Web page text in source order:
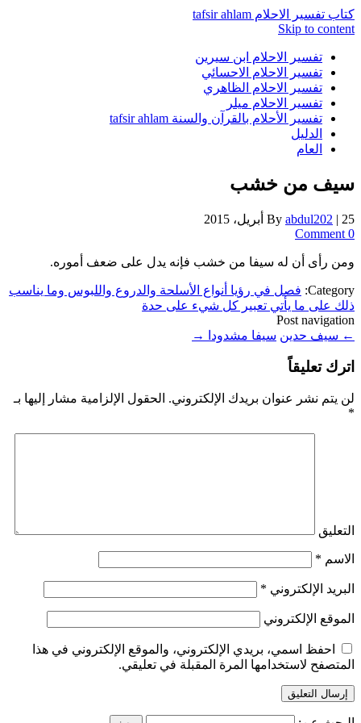
كتاب تفسير الاحلام tafsir ahlam
Skip to content
تفسير الاحلام ابن سيرين
تفسير الاحلام الاحسائي
تفسير الاحلام الظاهري
تفسير الاحلام ميلر
تفسير الأحلام بالقرآن والسنة tafsir ahlam
الدليل
العام
سيف من خشب
By abdul202 | 25 أبريل، 2015
0 Comment
ومن رأى أن له سيفا من خشب فإنه يدل على ضعف أموره.
Category: فصل في رؤيا أنواع الأسلحة والدروع واللبوس وما يناسب
ذلك على ما يأتي تعبير كل شيء على حدة
Post navigation
← سيف حدين سيفا مشدودا →
اترك تعليقاً
لن يتم نشر عنوان بريدك الإلكتروني. الحقول الإلزامية مشار إليها بـ
*
التعليق
الاسم *
البريد الإلكتروني *
الموقع الإلكتروني
احفظ اسمي، بريدي الإلكتروني، والموقع الإلكتروني في هذا
المتصفح لاستخدامها المرة المقبلة في تعليقي.